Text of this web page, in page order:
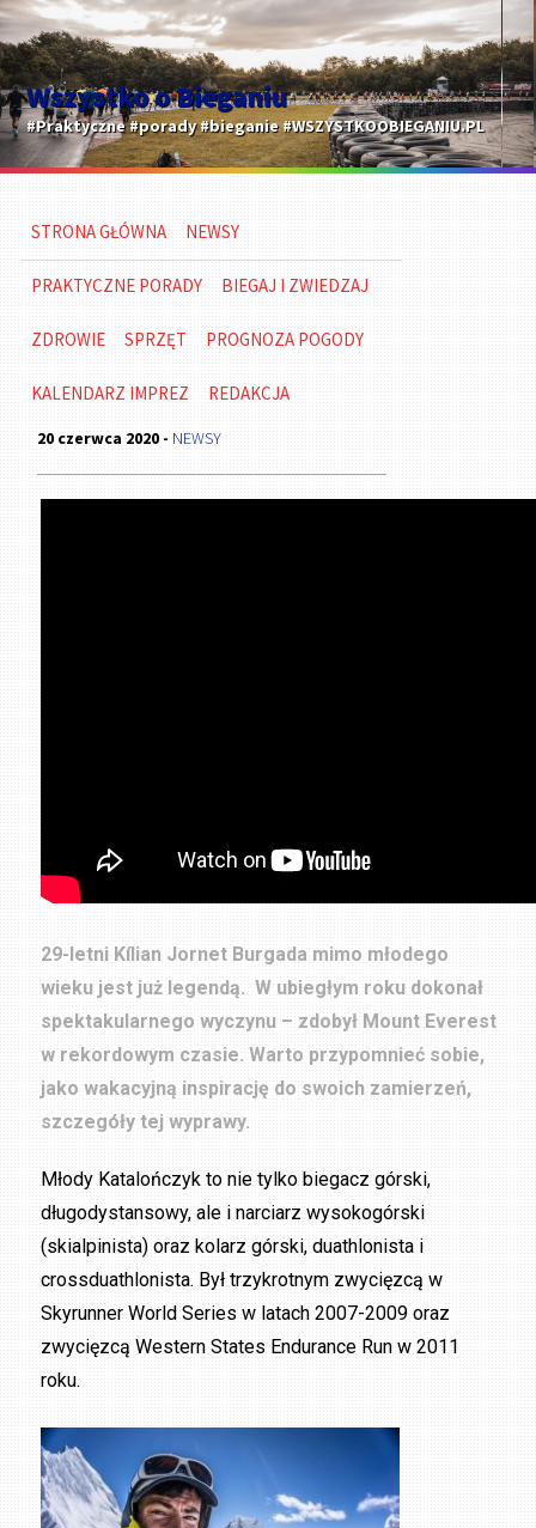
Wszystko o Bieganiu
#Praktyczne #porady #bieganie #WSZYSTKOOBIEGANIU.PL
STRONA GŁÓWNA NEWSY
PRAKTYCZNE PORADY BIEGAJ I ZWIEDZAJ
ZDROWIE SPRZĘT PROGNOZA POGODY
KALENDARZ IMPREZ REDAKCJA
20 czerwca 2020 - NEWSY
29-letni Kílian Jornet Burgada mimo młodego
wieku jest już legendą. W ubiegłym roku dokonał
spektakularnego wyczynu – zdobył Mount Everest
w rekordowym czasie. Warto przypomnieć sobie,
jako wakacyjną inspirację do swoich zamierzeń,
szczegóły tej wyprawy.
Młody Katalończyk to nie tylko biegacz górski,
długodystansowy, ale i narciarz wysokogórski
(skialpinista) oraz kolarz górski, duathlonista i
crossduathlonista. Był trzykrotnym zwycięzcą w
Skyrunner World Series w latach 2007-2009 oraz
zwycięzcą Western States Endurance Run w 2011
roku.